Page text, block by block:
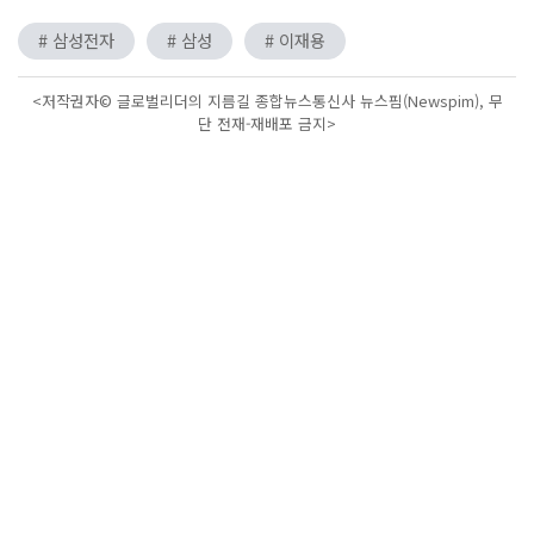
# 삼성전자 # 삼성 # 이재용
<저작권자© 글로벌리더의 지름길 종합뉴스통신사 뉴스핌(Newspim), 무
단 전재-재배포 금지>